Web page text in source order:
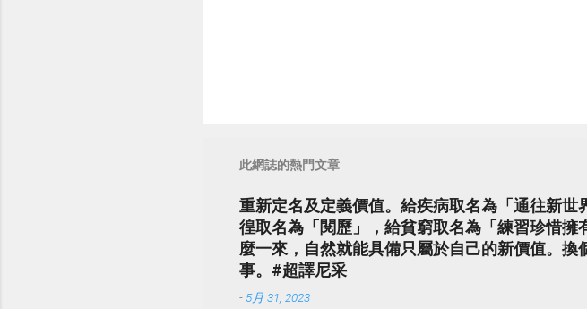
此網誌的熱門文章
重新定名及定義價值。給疾病取名為「通往新
徨取名為「閱歷」，給貧窮取名為「練習珍惜
麼一來，自然就能具備只屬於自己的新價值。
事。#超譯尼采
- 5月 31, 2023